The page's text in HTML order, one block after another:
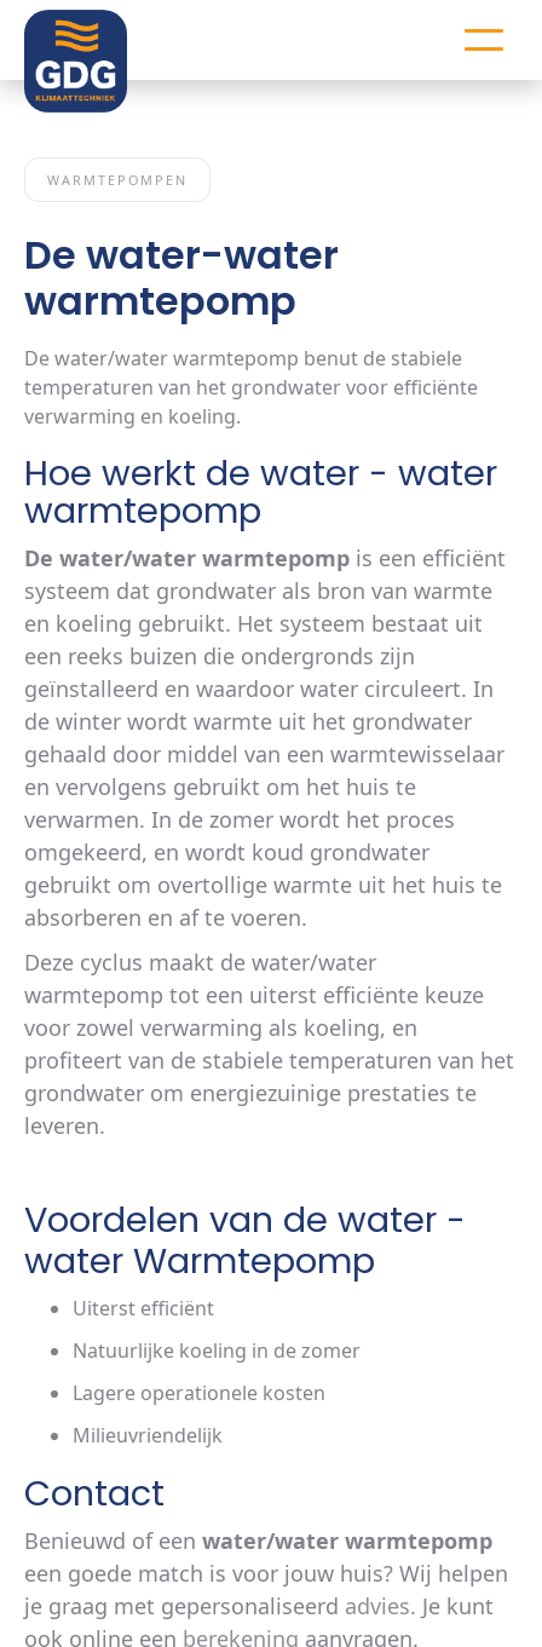
WARMTEPOMPEN
De water-water
warmtepomp
De water/water warmtepomp benut de stabiele
temperaturen van het grondwater voor efficiënte
verwarming en koeling.
Hoe werkt de water - water
warmtepomp
De water/water warmtepomp is een efficiënt
systeem dat grondwater als bron van warmte
en koeling gebruikt. Het systeem bestaat uit
een reeks buizen die ondergronds zijn
geïnstalleerd en waardoor water circuleert. In
de winter wordt warmte uit het grondwater
gehaald door middel van een warmtewisselaar
en vervolgens gebruikt om het huis te
verwarmen. In de zomer wordt het proces
omgekeerd, en wordt koud grondwater
gebruikt om overtollige warmte uit het huis te
absorberen en af te voeren.
Deze cyclus maakt de water/water
warmtepomp tot een uiterst efficiënte keuze
voor zowel verwarming als koeling, en
profiteert van de stabiele temperaturen van het
grondwater om energiezuinige prestaties te
leveren.
Voordelen van de water -
water Warmtepomp
Uiterst efficiënt
Natuurlijke koeling in de zomer
Lagere operationele kosten
Milieuvriendelijk
Contact
Benieuwd of een water/water warmtepomp
een goede match is voor jouw huis? Wij helpen
je graag met gepersonaliseerd advies. Je kunt
ook online een berekening aanvragen.